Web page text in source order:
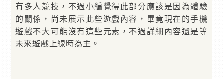
有多人競技，不過小編覺得此部分應該是因為體驗
的關係，尚未展示此些遊戲內容，畢竟現在的手機
遊戲不大可能沒有這些元素，不過詳細內容還是等
未來遊戲上線時為主。